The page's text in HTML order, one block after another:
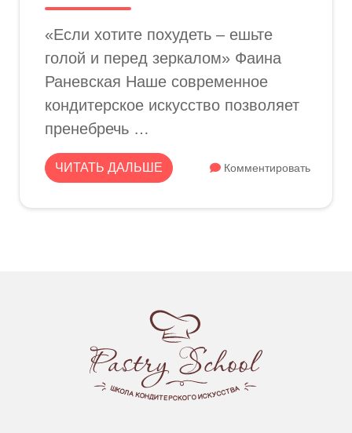
«Если хотите похудеть – ешьте
голой и перед зеркалом» Фаина
Раневская Наше современное
кондитерское искусство позволяет
пренебречь …
ЧИТАТЬ ДАЛЬШЕ Комментировать